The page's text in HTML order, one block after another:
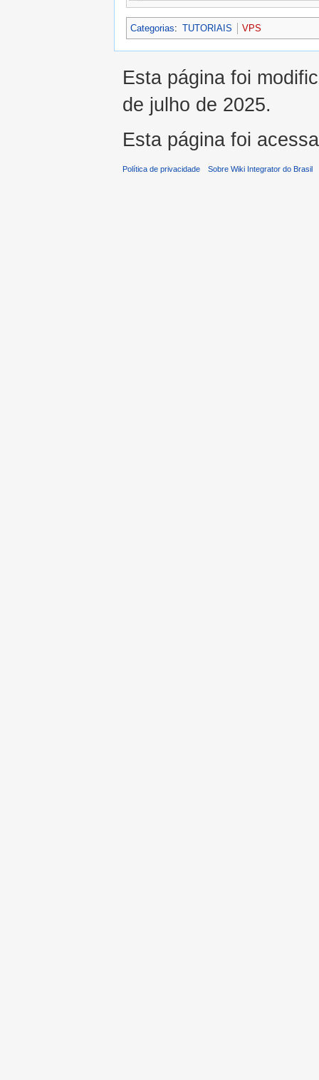
Categorias: TUTORIAIS VPS
Esta página foi
de julho de 2025.
Esta página foi
Política de privacidade Sobre Wiki Integrator do Brasil